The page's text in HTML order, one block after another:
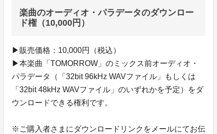
楽曲のオーディオ・パラデータのダウンロー
ド権（10,000円）
▶販売価格：10,000円（税込）
▶本楽曲「TOMORROW」のミックス前オーディオ・
パラデータ（「32bit 96kHz WAVファイル」もしくは
「32bit 48kHz WAVファイル」のいずれかを予定）をダ
ウンロードできる権利です。
※ご購入者さまにダウンロードリンクをメールにてお伝